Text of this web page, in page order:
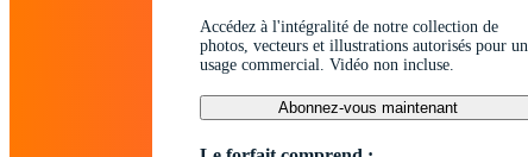
Accédez à l'intégralité de notre collection de
photos, vecteurs et illustrations autorisés pour un
usage commercial. Vidéo non incluse.
Abonnez-vous maintenant